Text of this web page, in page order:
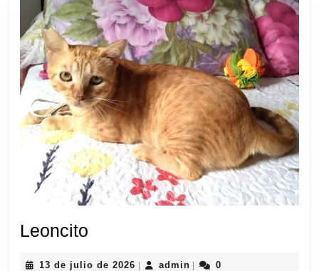
Leoncito
13 de julio de 2026 13| adminadmin
|
0